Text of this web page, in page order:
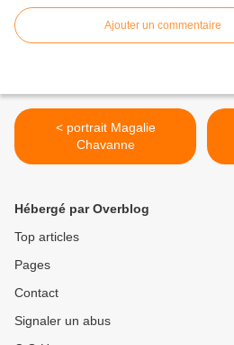
Ajouter un commentaire
< portrait Magalie
Chavanne
Hébergé par Overblog
Top articles
Pages
Contact
Signaler un abus